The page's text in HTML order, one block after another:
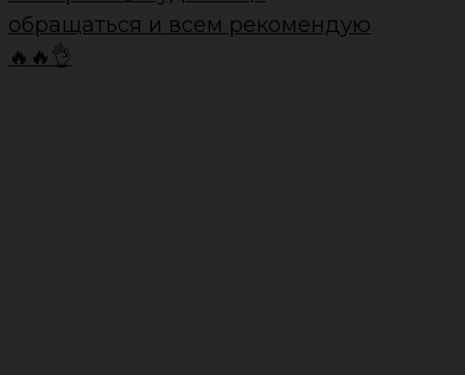
обращаться и всем рекомендую
🔥🔥👌